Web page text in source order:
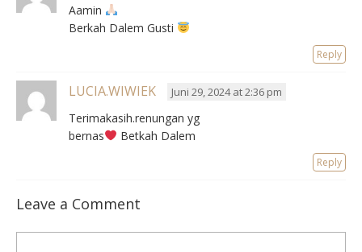
Aamin
Berkah Dalem Gusti
Reply
LUCIA.WIWIEK Juni 29, 2024 at 2:36 pm
Terimakasih.renungan yg
bernas
Betkah Dalem
Reply
Leave a Comment